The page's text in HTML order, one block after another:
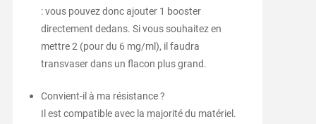
: vous pouvez donc ajouter 1 booster
directement dedans. Si vous souhaitez en
mettre 2 (pour du 6 mg/ml), il faudra
transvaser dans un flacon plus grand.
Convient-il à ma résistance ?
Il est compatible avec la majorité du matériel.